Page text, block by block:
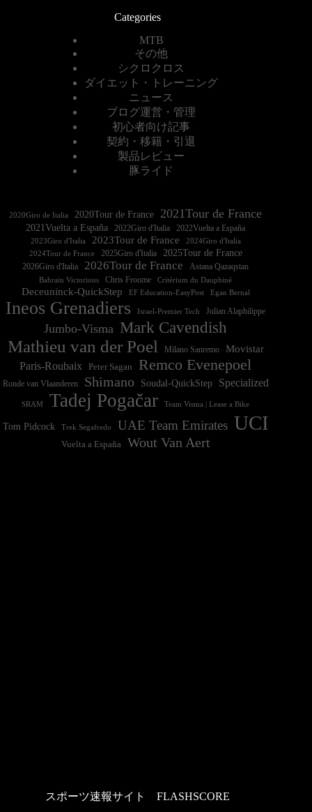
Categories
MTB
その他
シクロクロス
ダイエット・トレーニング
ニュース
ブログ運営・管理
初心者向け記事
契約・移籍・引退
製品レビュー
豚ライド
2020Giro de Italia 2020Tour de France 2021Tour de France
2021Vuelta a España 2022Vuelta a España
2023Giro d'Italia 2023Tour de France
2024Giro d'Italia‏
2024Tour de France
2025Giro d'Italia 2025Tour de France
2026Giro d'Italia 2026Tour de France Astana Qazaqstan
Bahrain Victorious Chris Froome Critérium du Dauphiné
Deceuninck-QuickStep EF Education-EasyPost Egan Bernal
Ineos Grenadiers Israel-Premier Tech Julian Alaphilippe
Jumbo-Visma Mark Cavendish
Mathieu van der Poel Milano Sanremo
Movistar
Paris-Roubaix
Peter Sagan Remco Evenepoel
Ronde van Vlaanderen Shimano Soudal-QuickStep Specialized
SRAM Tadej Pogačar Team Visma | Lease a Bike
Tom Pidcock Trek Segafredo UAE Team Emirates UCI
Vuelta a España Wout Van Aert
スポーツ速報サイト FLASHSCORE